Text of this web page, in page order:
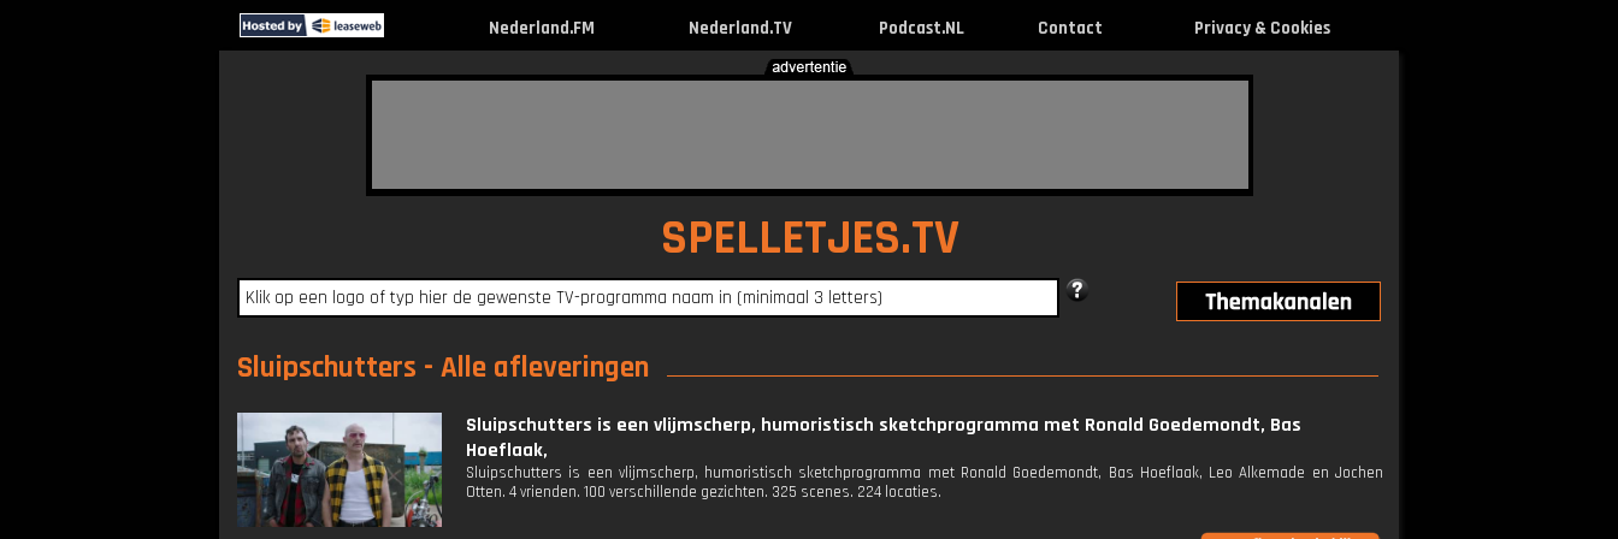
Nederland.FM Nederland.TV Podcast.NL Contact Privacy & Cookies
SPELLETJES.TV
Sluipschutters - Alle afleveringen
Sluipschutters is een vlijmscherp, humoristisch sketchprogramma met Ronald Goedemondt, Bas
Hoeflaak,
Sluipschutters is een vlijmscherp, humoristisch sketchprogramma met Ronald Goedemondt, Bas Hoeflaak, Leo Alkemade en Jochen
Otten. 4 vrienden. 100 verschillende gezichten. 325 scenes. 224 locaties.